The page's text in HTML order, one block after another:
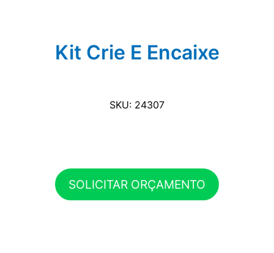
Kit Crie E Encaixe
SKU: 24307
SOLICITAR ORÇAMENTO